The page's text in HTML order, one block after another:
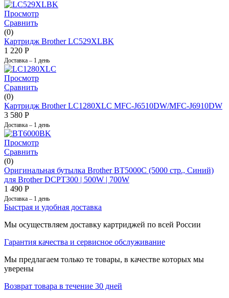
Просмотр
Сравнить
(0)
Картридж Brother LC529XLBK
1 220 Р
Доставка – 1 день
Просмотр
Сравнить
(0)
Картридж Brother LC1280XLC MFC-J6510DW/MFC-J6910DW
3 580 Р
Доставка – 1 день
Просмотр
Сравнить
(0)
Оригинальная бутылка Brother BT5000C (5000 стр., Синий)
для Brother DCPT300 | 500W |​ 700W
1 490 Р
Доставка – 1 день
Быстрая и удобная доставка
Мы осуществляем доставку картриджей по всей России
Гарантия качества и сервисное обслуживание
Мы предлагаем только те товары, в качестве которых мы
уверены
Возврат товара в течение 30 дней